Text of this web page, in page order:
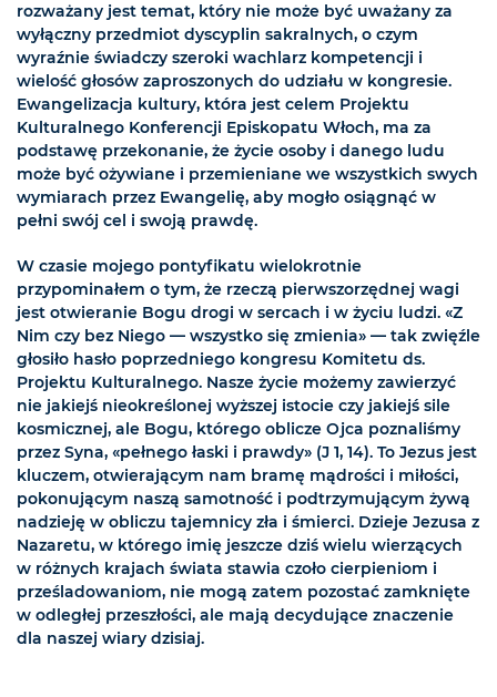
rozważany jest temat, który nie może być uważany za
wyłączny przedmiot dyscyplin sakralnych, o czym
wyraźnie świadczy szeroki wachlarz kompetencji i
wielość głosów zaproszonych do udziału w kongresie.
Ewangelizacja kultury, która jest celem Projektu
Kulturalnego Konferencji Episkopatu Włoch, ma za
podstawę przekonanie, że życie osoby i danego ludu
może być ożywiane i przemieniane we wszystkich swych
wymiarach przez Ewangelię, aby mogło osiągnąć w
pełni swój cel i swoją prawdę.
W czasie mojego pontyfikatu wielokrotnie
przypominałem o tym, że rzeczą pierwszorzędnej wagi
jest otwieranie Bogu drogi w sercach i w życiu ludzi. «Z
Nim czy bez Niego — wszystko się zmienia» — tak zwięźle
głosiło hasło poprzedniego kongresu Komitetu ds.
Projektu Kulturalnego. Nasze życie możemy zawierzyć
nie jakiejś nieokreślonej wyższej istocie czy jakiejś sile
kosmicznej, ale Bogu, którego oblicze Ojca poznaliśmy
przez Syna, «pełnego łaski i prawdy» (J 1, 14). To Jezus jest
kluczem, otwierającym nam bramę mądrości i miłości,
pokonującym naszą samotność i podtrzymującym żywą
nadzieję w obliczu tajemnicy zła i śmierci. Dzieje Jezusa z
Nazaretu, w którego imię jeszcze dziś wielu wierzących
w różnych krajach świata stawia czoło cierpieniom i
prześladowaniom, nie mogą zatem pozostać zamknięte
w odległej przeszłości, ale mają decydujące znaczenie
dla naszej wiary dzisiaj.